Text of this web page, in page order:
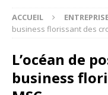
ACCUEIL
business florissant des
L’océan de
business